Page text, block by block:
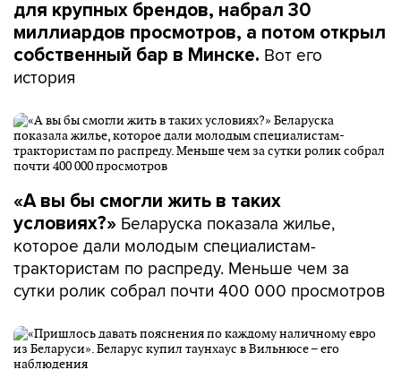
для крупных брендов, набрал 30
миллиардов просмотров, а потом открыл
собственный бар в Минске. Вот его
история
«А вы бы смогли жить в таких
условиях?» Беларуска показала жилье,
которое дали молодым специалистам-
трактористам по распреду. Меньше чем за
сутки ролик собрал почти 400 000 просмотров